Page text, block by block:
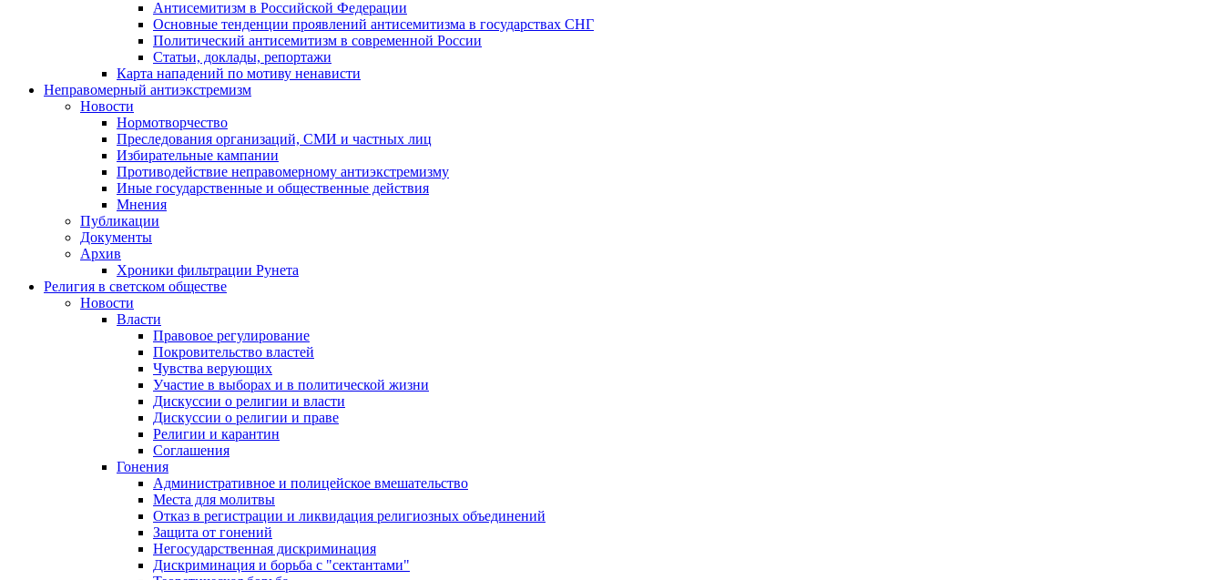
Антисемитизм в Российской Федерации
Основные тенденции проявлений антисемитизма в государствах СНГ
Политический антисемитизм в современной России
Статьи, доклады, репортажи
Карта нападений по мотиву ненависти
Неправомерный антиэкстремизм
Новости
Нормотворчество
Преследования организаций, СМИ и частных лиц
Избирательные кампании
Противодействие неправомерному антиэкстремизму
Иные государственные и общественные действия
Мнения
Публикации
Документы
Архив
Хроники фильтрации Рунета
Религия в светском обществе
Новости
Власти
Правовое регулирование
Покровительство властей
Чувства верующих
Участие в выборах и в политической жизни
Дискуссии о религии и власти
Дискуссии о религии и праве
Религии и карантин
Соглашения
Гонения
Административное и полицейское вмешательство
Места для молитвы
Отказ в регистрации и ликвидация религиозных объединений
Защита от гонений
Негосударственная дискриминация
Дискриминация и борьба с "сектантами"